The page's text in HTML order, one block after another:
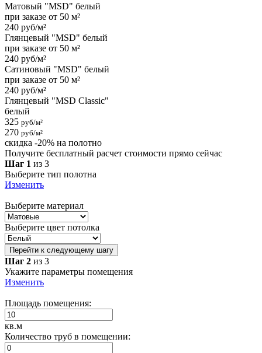
Матовый "MSD" белый
при заказе от 50 м²
240 руб/м²
Глянцевый "MSD" белый
при заказе от 50 м²
240 руб/м²
Сатиновый "MSD" белый
при заказе от 50 м²
240 руб/м²
Глянцевый "MSD Classic"
белый
325 руб/м²
270 руб/м²
скидка -20% на полотно
Получите бесплатный расчет стоимости прямо сейчас
Шаг 1 из 3
Выберите тип полотна
Изменить
Выберите материал
Выберите цвет потолка
Перейти к следующему шагу
Шаг 2 из 3
Укажите параметры помещения
Изменить
Площадь помещения:
кв.м
Количество труб в помещении: